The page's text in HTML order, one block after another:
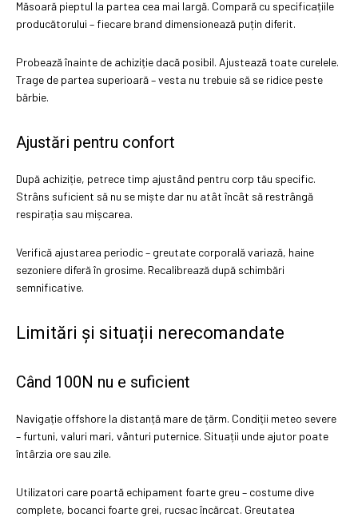
Măsoară pieptul la partea cea mai largă. Compară cu specificațiile
producătorului – fiecare brand dimensionează puțin diferit.
Probează înainte de achiziție dacă posibil. Ajustează toate curelele.
Trage de partea superioară – vesta nu trebuie să se ridice peste
bărbie.
Ajustări pentru confort
După achiziție, petrece timp ajustând pentru corp tău specific.
Strâns suficient să nu se miște dar nu atât încât să restrângă
respirația sau mișcarea.
Verifică ajustarea periodic – greutate corporală variază, haine
sezoniere diferă în grosime. Recalibrează după schimbări
semnificative.
Limitări și situații nerecomandate
Când 100N nu e suficient
Navigație offshore la distanță mare de țărm. Condiții meteo severe
– furtuni, valuri mari, vânturi puternice. Situații unde ajutor poate
întârzia ore sau zile.
Utilizatori care poartă echipament foarte greu – costume dive
complete, bocanci foarte grei, rucsac încărcat. Greutatea